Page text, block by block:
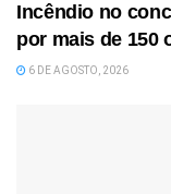
Incêndio no
por mais de 150
6 DE AGOSTO, 2026